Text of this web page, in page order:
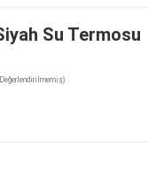
Su Termosu